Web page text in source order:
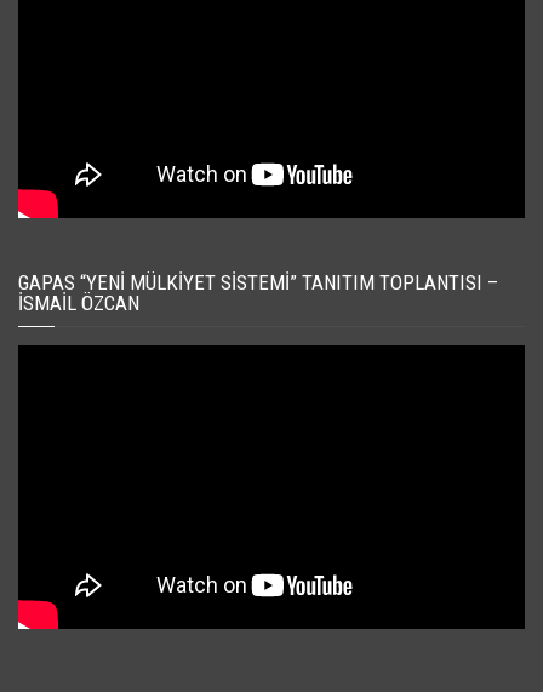
GAPAS “YENI MÜLKIYET SISTEMI” TANITIM TOPLANTISI –
İSMAIL ÖZCAN